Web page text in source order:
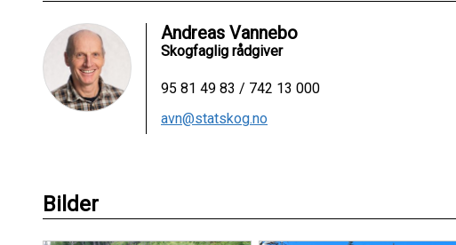
Andreas Vannebo
Skogfaglig rådgiver
95 81 49 83 / 742 13 000
avn@statskog.no
Bilder